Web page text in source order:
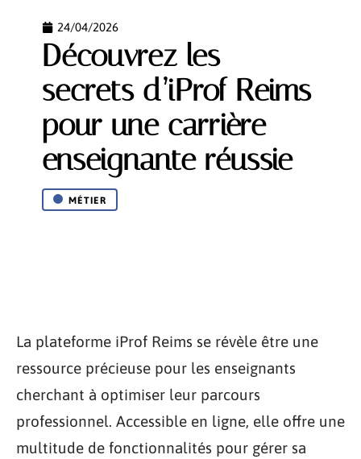
24/04/2026
Découvrez les
secrets d’iProf Reims
pour une carrière
enseignante réussie
MÉTIER
La plateforme iProf Reims se révèle être une
ressource précieuse pour les enseignants
cherchant à optimiser leur parcours
professionnel. Accessible en ligne, elle offre une
multitude de fonctionnalités pour gérer sa